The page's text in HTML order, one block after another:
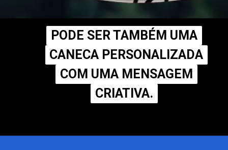
PODE SER TAMBÉM UMA
CANECA PERSONALIZADA
COM UMA MENSAGEM
CRIATIVA.
PODE SER TAMBÉM UMA
CANECA PERSONALIZADA
COM UMA MENSAGEM
CRIATIVA.